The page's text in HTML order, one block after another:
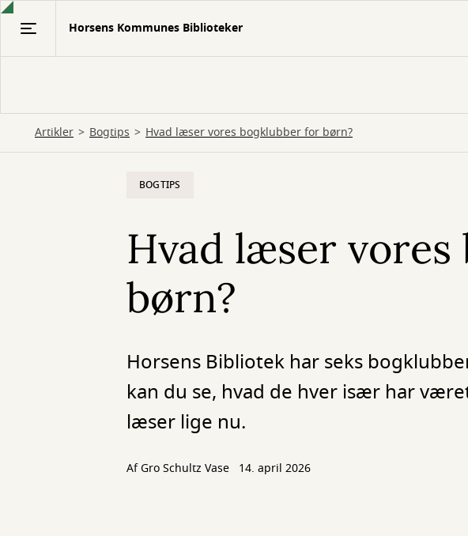
Gå
Horsens Kommunes Biblioteker
Artikler Bogtips Hvad læser vores bogklubber for børn?
BOGTIPS
Hvad læser
børn?
Horsens Bibliotek har seks
kan du se, hvad de hver især har
læser lige nu.
AfGro Schultz Vase 14. april 2026